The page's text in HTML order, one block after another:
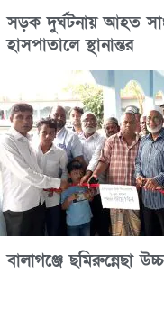
সড়ক দুর্ঘটনায় আহত
হাসপাতালে স্থানান্তর
বালাগঞ্জে ছমিরুন্নেছা